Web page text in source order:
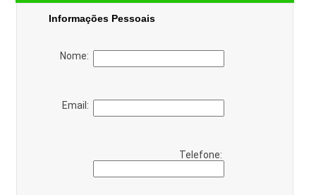
Informações Pessoais
Nome:
Email:
Telefone: